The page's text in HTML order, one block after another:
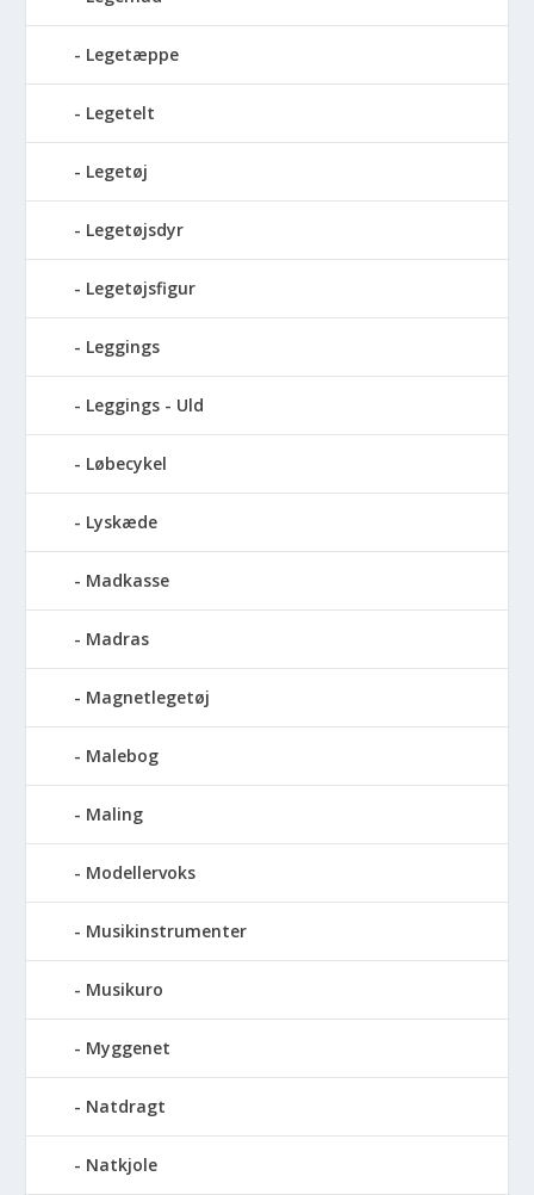
Legetæppe
Legetelt
Legetøj
Legetøjsdyr
Legetøjsfigur
Leggings
Leggings - Uld
Løbecykel
Lyskæde
Madkasse
Madras
Magnetlegetøj
Malebog
Maling
Modellervoks
Musikinstrumenter
Musikuro
Myggenet
Natdragt
Natkjole